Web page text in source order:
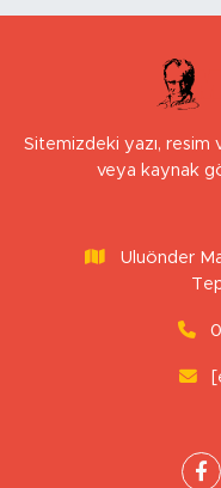
Sitemizdeki yazı, resim
veya kaynak
Uluönder